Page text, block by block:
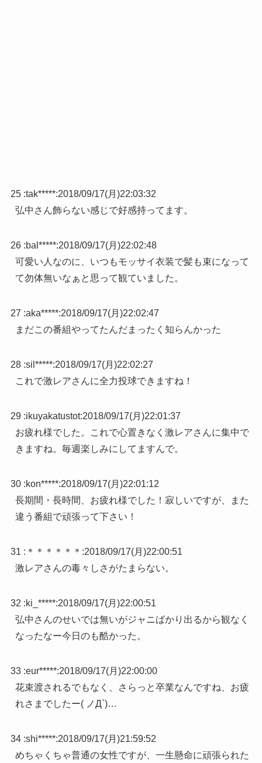
25 :tak*****:2018/09/17(月)22:03:32
弘中さん飾らない感じで好感持ってます。
26 :bal*****:2018/09/17(月)22:02:48
可愛い人なのに、いつもモッサイ衣装で髪も束になって
て勿体無いなぁと思って観ていました。
27 :aka*****:2018/09/17(月)22:02:47
まだこの番組やってたんだまったく知らんかった
28 :sil*****:2018/09/17(月)22:02:27
これで激レアさんに全力投球できますね！
29 :ikuyakatustot:2018/09/17(月)22:01:37
お疲れ様でした。これで心置きなく激レアさんに集中で
きますね。毎週楽しみにしてますんで。
30 :kon*****:2018/09/17(月)22:01:12
長期間・長時間、お疲れ様でした！寂しいですが、また
違う番組で頑張って下さい！
31 : ＊＊＊＊＊＊ :2018/09/17(月)22:00:51
激レアさんの毒々しさがたまらない。
32 :ki_*****:2018/09/17(月)22:00:51
弘中さんのせいでは無いがジャニばかり出るから観なく
なったなー今日のも酷かった。
33 :eur*****:2018/09/17(月)22:00:00
花束渡されるでもなく、さらっと卒業なんですね、お疲
れさまでしたー( ノД`)…
34 :shi*****:2018/09/17(月)21:59:52
めちゃくちゃ普通の女性ですが、一生懸命に頑張られた